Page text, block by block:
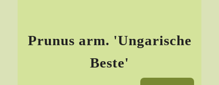
Prunus arm. 'Ungarische
Beste'